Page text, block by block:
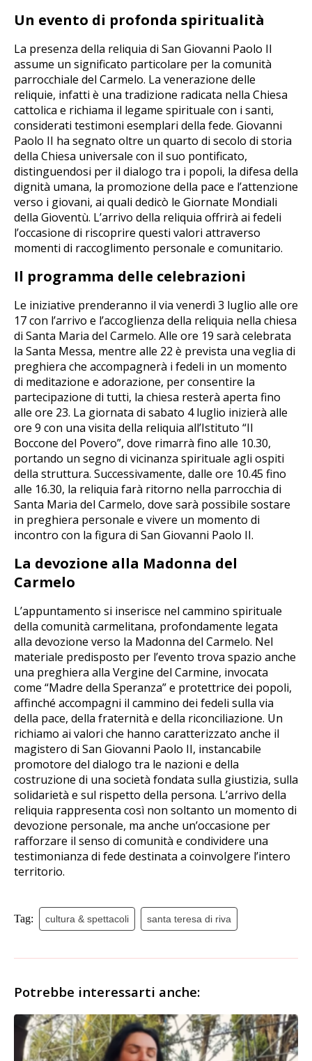
Un evento di profonda spiritualità
La presenza della reliquia di San Giovanni Paolo II
assume un significato particolare per la comunità
parrocchiale del Carmelo. La venerazione delle
reliquie, infatti è una tradizione radicata nella Chiesa
cattolica e richiama il legame spirituale con i santi,
considerati testimoni esemplari della fede. Giovanni
Paolo II ha segnato oltre un quarto di secolo di storia
della Chiesa universale con il suo pontificato,
distinguendosi per il dialogo tra i popoli, la difesa della
dignità umana, la promozione della pace e l’attenzione
verso i giovani, ai quali dedicò le Giornate Mondiali
della Gioventù. L’arrivo della reliquia offrirà ai fedeli
l’occasione di riscoprire questi valori attraverso
momenti di raccoglimento personale e comunitario.
Il programma delle celebrazioni
Le iniziative prenderanno il via venerdì 3 luglio alle ore
17 con l’arrivo e l’accoglienza della reliquia nella chiesa
di Santa Maria del Carmelo. Alle ore 19 sarà celebrata
la Santa Messa, mentre alle 22 è prevista una veglia di
preghiera che accompagnerà i fedeli in un momento
di meditazione e adorazione, per consentire la
partecipazione di tutti, la chiesa resterà aperta fino
alle ore 23. La giornata di sabato 4 luglio inizierà alle
ore 9 con una visita della reliquia all’Istituto “Il
Boccone del Povero”, dove rimarrà fino alle 10.30,
portando un segno di vicinanza spirituale agli ospiti
della struttura. Successivamente, dalle ore 10.45 fino
alle 16.30, la reliquia farà ritorno nella parrocchia di
Santa Maria del Carmelo, dove sarà possibile sostare
in preghiera personale e vivere un momento di
incontro con la figura di San Giovanni Paolo II.
La devozione alla Madonna del
Carmelo
L’appuntamento si inserisce nel cammino spirituale
della comunità carmelitana, profondamente legata
alla devozione verso la Madonna del Carmelo. Nel
materiale predisposto per l’evento trova spazio anche
una preghiera alla Vergine del Carmine, invocata
come “Madre della Speranza” e protettrice dei popoli,
affinché accompagni il cammino dei fedeli sulla via
della pace, della fraternità e della riconciliazione. Un
richiamo ai valori che hanno caratterizzato anche il
magistero di San Giovanni Paolo II, instancabile
promotore del dialogo tra le nazioni e della
costruzione di una società fondata sulla giustizia, sulla
solidarietà e sul rispetto della persona. L’arrivo della
reliquia rappresenta così non soltanto un momento di
devozione personale, ma anche un’occasione per
rafforzare il senso di comunità e condividere una
testimonianza di fede destinata a coinvolgere l’intero
territorio.
Tag: cultura & spettacoli santa teresa di riva
Potrebbe interessarti anche: